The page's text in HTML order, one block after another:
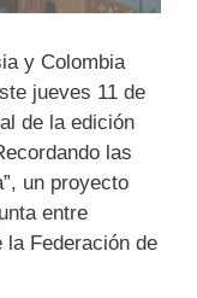
y Colombia
jueves 11 de
de la edición
las
un proyecto
entre
la Federación de